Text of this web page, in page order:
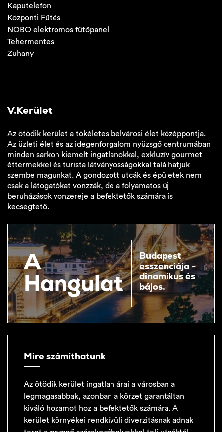
Kaputelefon
Központi Fűtés
NOBO elektromos fűtőpanel
Tehermentes
Zuhany
V.Kerület
Az ötödik kerület a tökéletes belvárosi élet középpontja.
Az üzleti élet és az idegenforgalom nyüzsgő centrumában
minden sarkon kiemelt ingatlanokkal, exkluzív gourmet
éttermekkel és turista látványosságokkal találhatjuk
szembe magunkat. A gondozott utcák és épületek nem
csak a látogatókat vonzzák, de a folyamatos új
beruházások vonzereje a befektetők számára is
kecsegtető.
A
Hangulat
Budapest
esszenciája -
dinamikus és
bájos.
Mire számíthatunk
Az ötödik kerület ingatlan árai a városban a
legmagasabbak, azonban a körzet garantáltan
kiváló hozamot hoz a befektetők számára. A
kerület környékei rendkívüli diverzitásnak adnak